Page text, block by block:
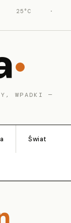
25°C
·
WPADKI —
Świat